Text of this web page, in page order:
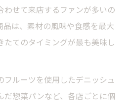
わせて来店するファンが多いの
品は、素材の風味や食感を最大
たてのタイミングが最も美味し
フルーツを使用したデニッシュ
だ惣菜パンなど、各店ごとに個